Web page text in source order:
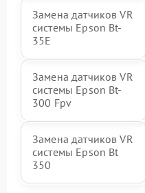
Замена датчиков VR
системы Epson Bt-
35E
Замена датчиков VR
системы Epson Bt-
300 Fpv
Замена датчиков VR
системы Epson Bt
350